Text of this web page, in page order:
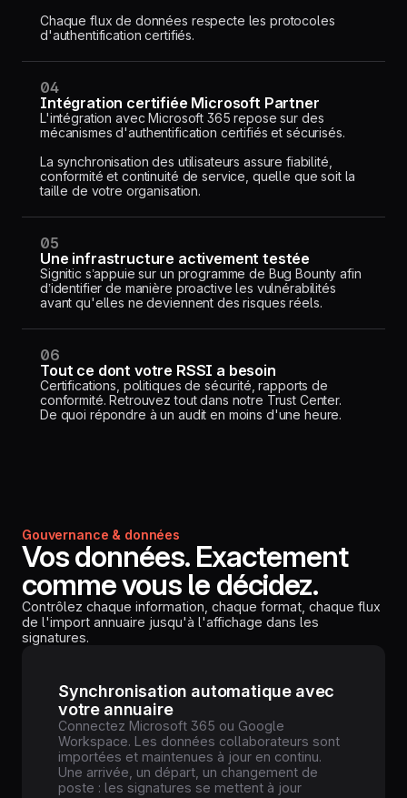
Chaque flux de données respecte les protocoles
d'authentification certifiés.
04
Intégration certifiée Microsoft Partner
L'intégration avec Microsoft 365 repose sur des
mécanismes d'authentification certifiés et sécurisés.
La synchronisation des utilisateurs assure fiabilité,
conformité et continuité de service, quelle que soit la
taille de votre organisation.
05
Une infrastructure activement testée
Signitic s’appuie sur un programme de Bug Bounty afin
d’identifier de manière proactive les vulnérabilités
avant qu'elles ne deviennent des risques réels.
06
Tout ce dont votre RSSI a besoin
Certifications, politiques de sécurité, rapports de
conformité. Retrouvez tout dans notre Trust Center.
De quoi répondre à un audit en moins d'une heure.
Gouvernance & données
Vos données. Exactement
comme vous le décidez.
Contrôlez chaque information, chaque format, chaque flux
de l'import annuaire jusqu'à l'affichage dans les
signatures.
Synchronisation automatique avec
votre annuaire
Connectez Microsoft 365 ou Google
Workspace. Les données collaborateurs sont
importées et maintenues à jour en continu.
Une arrivée, un départ, un changement de
poste : les signatures se mettent à jour